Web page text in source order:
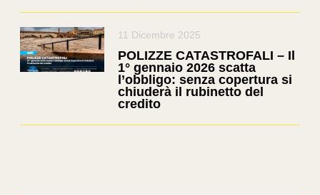
11 Dicembre 2025
POLIZZE CATASTROFALI – Il
1° gennaio 2026 scatta
l’obbligo: senza copertura si
chiuderà il rubinetto del
credito